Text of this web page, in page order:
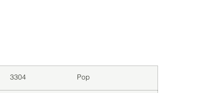
3304 Pop